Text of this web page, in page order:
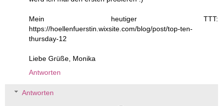
Mein heutiger TTT:
https://hoellenfuerstin.wixsite.com/blog/post/top-ten-
thursday-12
Liebe Grüße, Monika
Antworten
Antworten